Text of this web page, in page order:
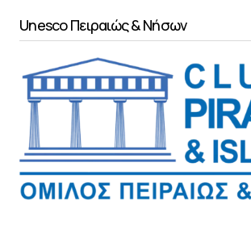
Unesco Πειραιώς & Νήσων